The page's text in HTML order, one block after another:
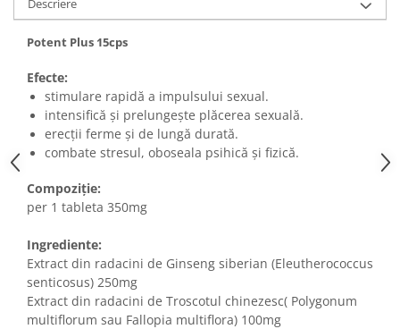
Potent Plus 15cps
Efecte:
stimulare rapidă a impulsului sexual.
intensifică şi prelungeşte plăcerea sexuală.
erecţii ferme şi de lungă durată.
combate stresul, oboseala psihică şi fizică.
Compoziție:
per 1 tableta 350mg
Ingrediente:
Extract din radacini de Ginseng siberian (Eleutherococcus
senticosus) 250mg
Extract din radacini de Troscotul chinezesc( Polygonum
multiflorum sau Fallopia multiflora) 100mg